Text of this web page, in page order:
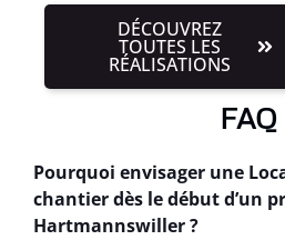
DÉCOUVREZ
TOUTES LES
RÉALISATIONS
FAQ
Pourquoi envisager une
chantier dès le début d’un
Hartmannswiller ?